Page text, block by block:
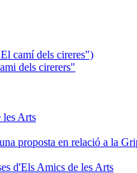
camí dels cireres")
dels cirerers"
les Arts
proposta en relació a la
d'Els Amics de les Arts